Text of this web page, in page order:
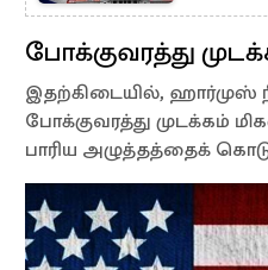
போக்குவரத்து
இதற்கிடையில், ஹார்முஸ்
போக்குவரத்து முடக்கம்
பாரிய அழுத்தத்தைக்